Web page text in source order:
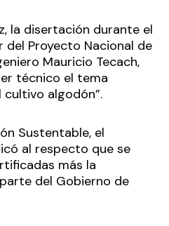
la disertación durante el
Proyecto Nacional de
Mauricio Tecach,
técnico el tema
cultivo algodón”.
Sustentable, el
al respecto que se
más la
del Gobierno de